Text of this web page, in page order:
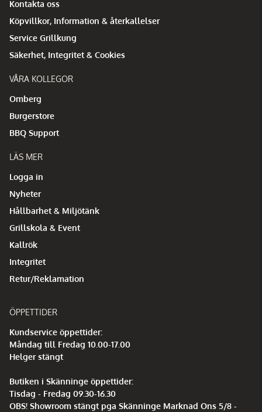
Kontakta oss
Köpvillkor, Information & återkallelser
Service Grillkung
Säkerhet, Integritet & Cookies
VÅRA KOLLEGOR
Omberg
Burgerstore
BBQ Support
LÄS MER
Logga in
Nyheter
Hållbarhet & Miljötänk
Grillskola & Event
Kallrök
Integritet
Retur/Reklamation
ÖPPETTIDER
Kundservice öppettider:
Måndag till Fredag 10.00-17.00
Helger stängt
Butiken i Skänninge öppettider:
Tisdag - Fredag 09.30-16.30
OBS! Showroom stängt pga Skänninge Marknad Ons 5/8 -